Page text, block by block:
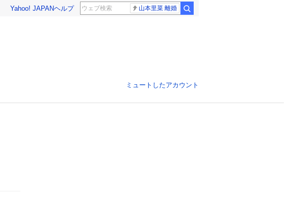
Yahoo! JAPANヘルプ 山本里菜 離婚
ミュートしたアカウント